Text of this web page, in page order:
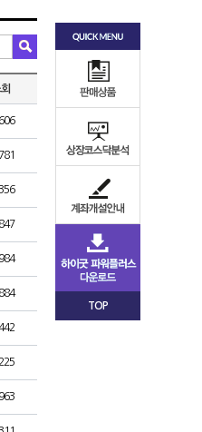
TOP